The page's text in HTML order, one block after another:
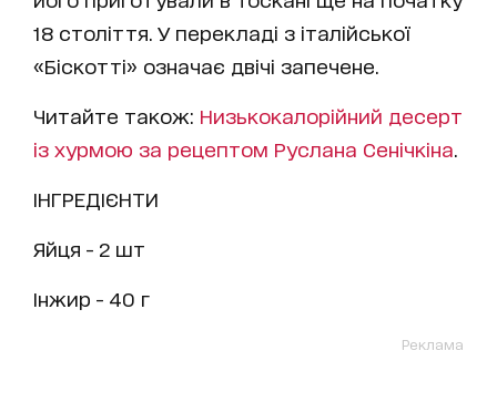
18 століття. У перекладі з італійської
«Біскотті» означає двічі запечене.
Читайте також: Низькокалорійний десерт
із хурмою за рецептом Руслана Сенічкіна
ІНГРЕДІЄНТИ
Яйця - 2 шт
Інжир - 40 г
Реклама